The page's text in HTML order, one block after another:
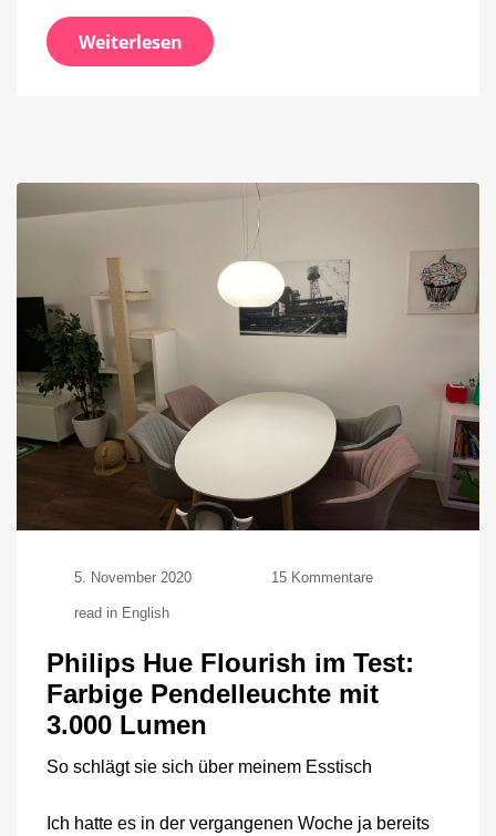
Weiterlesen
5. November 2020 15 Kommentarezu
im
Test:
Farbige
read in English
Philips Hue Flourish im Test:
Farbige Pendelleuchte mit
3.000 Lumen
So schlägt sie sich über meinem Esstisch
Ich hatte es in der vergangenen Woche ja bereits